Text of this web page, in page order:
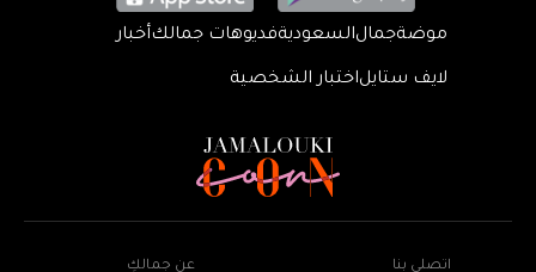
موضةجمالالسعوديةفديوهات جمالكأخبار
لايف ستايلاختبار الشخصية
اتصلي بنا عن جمالكِ